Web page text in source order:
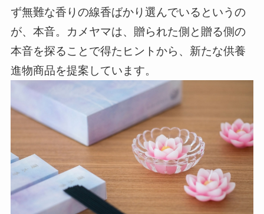
ず無難な香りの線香ばかり選んでいるというの
が、本音。カメヤマは、贈られた側と贈る側の
本音を探ることで得たヒントから、新たな供養
進物商品を提案しています。